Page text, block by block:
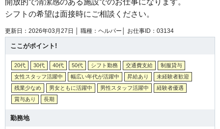
シフトの希望は面接時にご相談ください。
更新日：2026年03月27日 │ 職種：ヘルパー│ お仕事ID：03134
ここがポイント!
20代 30代 40代 50代 シフト勤務 交通費支給
制服貸与
女性スタッフ活躍中
幅広い年代が活躍中 昇給あり
未経験者歓迎
残業少なめ
男女ともに活躍中 男性スタッフ活躍中
経験者優遇
賞与あり
長期
勤務地